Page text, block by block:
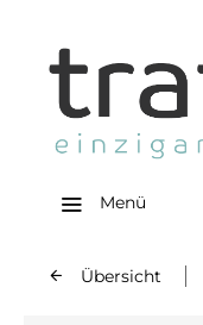
Menü
Übersicht